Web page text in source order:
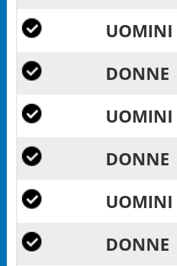
UOMINI
DONNE
UOMINI
DONNE
UOMINI
DONNE